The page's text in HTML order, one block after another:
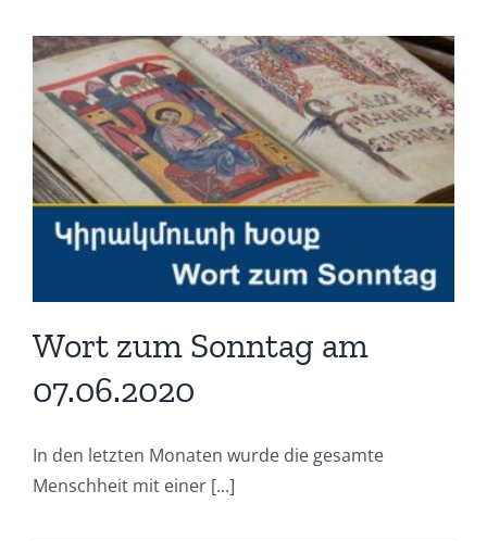
Wort zum Sonntag am
07.06.2020
In den letzten Monaten wurde die gesamte
Menschheit mit einer [...]